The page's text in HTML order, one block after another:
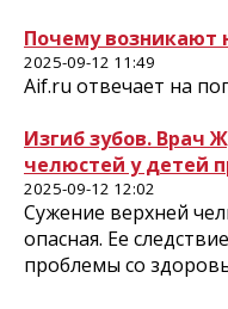
Почему возникают
2025-09-12 11:49
Aif.ru отвечает на
Изгиб зубов. Врач
челюстей у детей
2025-09-12 12:02
Сужение верхней
опасная. Ее
проблемы со